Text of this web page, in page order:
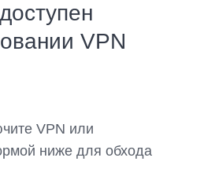
VPN
VPN или
ниже для обхода